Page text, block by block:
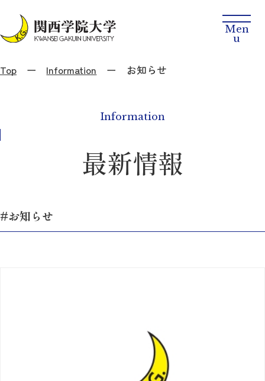
Top Information お知らせ
Information
最新情報
#お知らせ